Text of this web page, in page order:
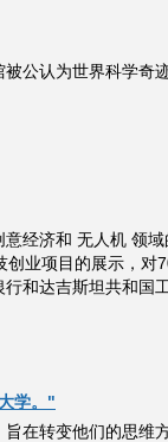
公认为世界科学奇
经济和 无人机 领
业项目的展示，对
和达吉斯坦共和国
学。"
在转变他们的思维